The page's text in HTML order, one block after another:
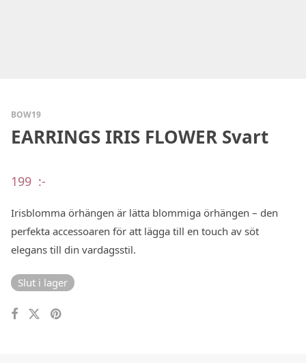
BOW19
EARRINGS IRIS FLOWER Svart
199 :-
Irisblomma örhängen är lätta blommiga örhängen – den
perfekta accessoaren för att lägga till en touch av söt
elegans till din vardagsstil.
Slut i lager